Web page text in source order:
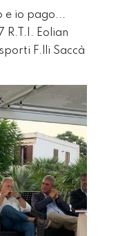
e io pago...
R.T.I. Eolian
F.lli Saccà